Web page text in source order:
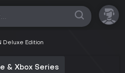
Deluxe Edition
& Xbox Series